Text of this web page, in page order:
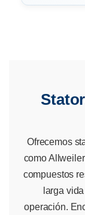
Ofrecemos
como
compuestos
larga
operación.